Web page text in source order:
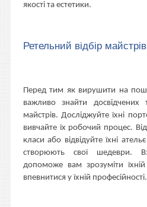
якості та естетики.
Ретельний відбір майстрів
Перед тим як вирушити на
важливо знайти досвідчених
майстрів. Досліджуйте їхні
вивчайте їх робочий процес.
класи або відвідуйте їхні
створюють свої шедеври.
допоможе вам зрозуміти
впевнитися у їхній професійності.